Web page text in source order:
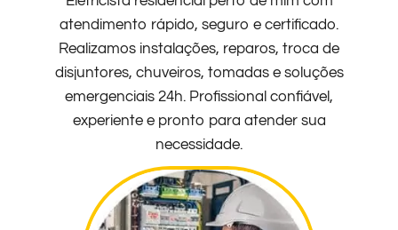
atendimento rápido, seguro e certificado.
Realizamos instalações, reparos, troca de
disjuntores, chuveiros, tomadas e soluções
emergenciais 24h. Profissional confiável,
experiente e pronto para atender sua
necessidade.